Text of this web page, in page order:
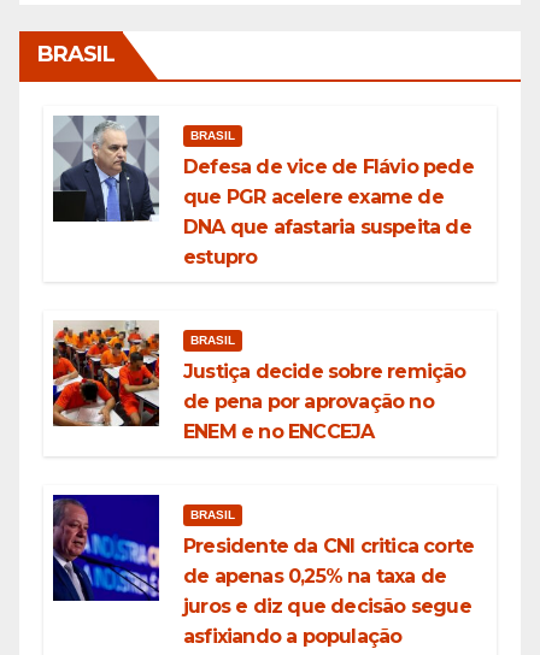
BRASIL
BRASIL
Defesa de vice de Flávio pede
que PGR acelere exame de
DNA que afastaria suspeita de
estupro
BRASIL
Justiça decide sobre remição
de pena por aprovação no
ENEM e no ENCCEJA
BRASIL
Presidente da CNI critica corte
de apenas 0,25% na taxa de
juros e diz que decisão segue
asfixiando a população